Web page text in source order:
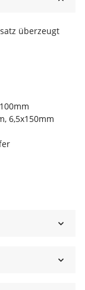
überzeugt
6,5x150mm